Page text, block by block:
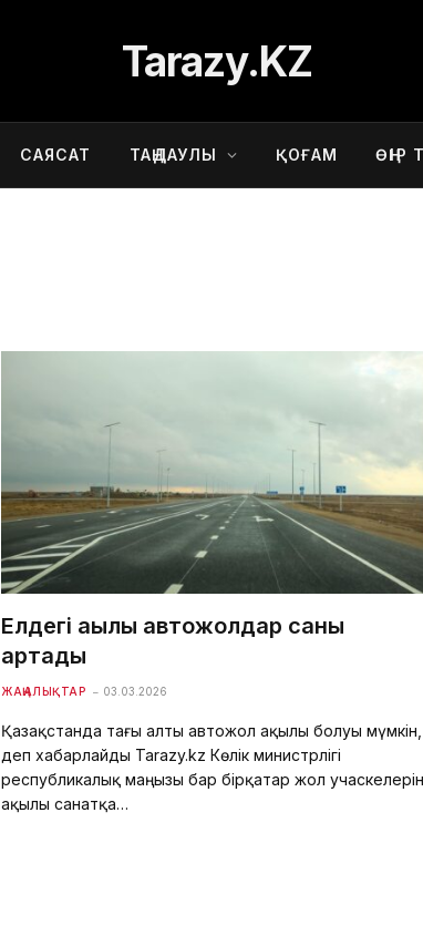
Tarazy.KZ
САЯСАТ ТАҢДАУЛЫ ҚОҒАМ
Елдегі ақылы автожолдар саны
артады
ЖАҢАЛЫҚТАР 03.03.2026
Қазақстанда тағы алты автожол ақылы болуы мүмкін,
деп хабарлайды Tarazy.kz Көлік министрлігі
республикалық маңызы бар бірқатар жол учаскелерін
ақылы санатқа…